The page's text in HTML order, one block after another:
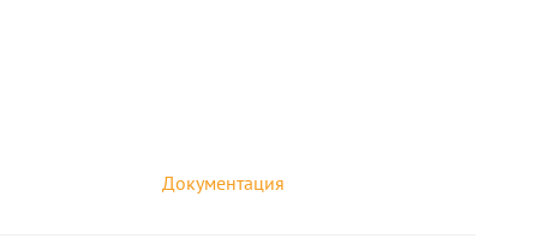
Документация